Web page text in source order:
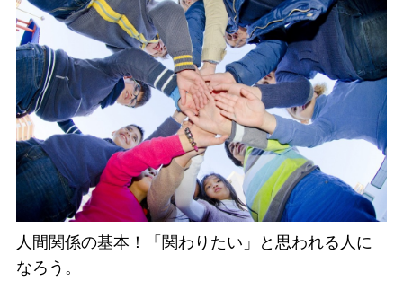
人間関係の基本！「関わりたい」と思われる人に
なろう。